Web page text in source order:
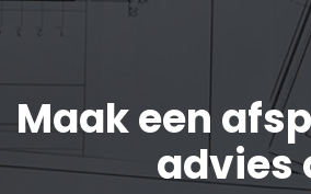
Maak een
advies